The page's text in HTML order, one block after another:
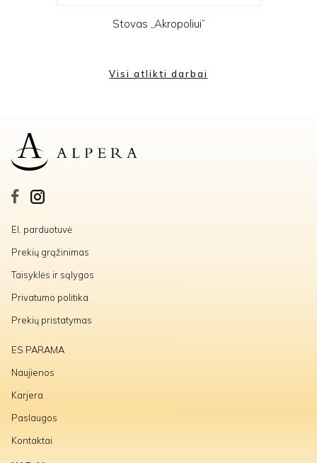
Stovas „Akropoliui”
Visi atlikti darbai
El. parduotuvė
Prekių grąžinimas
Taisyklės ir sąlygos
Privatumo politika
Prekių pristatymas
ES PARAMA
Naujienos
Karjera
Paslaugos
Kontaktai